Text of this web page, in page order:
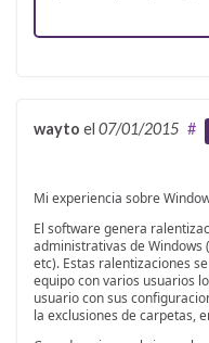
wayto el 07/01/2015 #
Mi experiencia sobre
El software genera
administrativas de
etc). Estas ralentizaciones
equipo con varios usuarios
usuario con sus
la exclusiones de carpetas,